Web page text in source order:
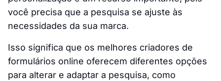
você precisa que a pesquisa se ajuste às
necessidades da sua marca.
Isso significa que os melhores criadores de
formulários online oferecem diferentes opções
para alterar e adaptar a pesquisa, como